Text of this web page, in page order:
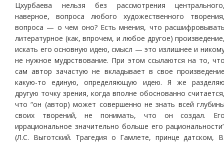
Цхурбаева нельзя без рассмотрения
наверное, вопроса любого художественного
вопроса — о чем оно? Есть мнения, что
литературное (как, впрочем, и любое другое)
искать его основную идею, смысл — это излишнее и
не нужное мудрствование. При этом ссылаются на то,
сам автор зачастую не вкладывает в свое
какую-то единую, определяющую идею. Я же
другую точку зрения, когда вполне обоснованно
что “он (автор) может совершенно не знать всей
своих творений, не понимать, что он создал.
иррациональное значительно больше его
(Л.С. Выготский. Трагедия о Гамлете, принце датском,